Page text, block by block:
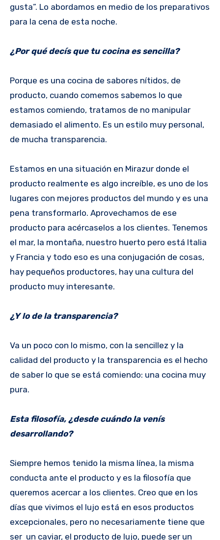
gusta”. Lo abordamos en medio de los preparativos
para la cena de esta noche.
¿Por qué decís que tu cocina es sencilla?
Porque es una cocina de sabores nítidos, de
producto, cuando comemos sabemos lo que
estamos comiendo, tratamos de no manipular
demasiado el alimento. Es un estilo muy personal,
de mucha transparencia.
Estamos en una situación en Mirazur donde el
producto realmente es algo increíble, es uno de los
lugares con mejores productos del mundo y es una
pena transformarlo. Aprovechamos de ese
producto para acércaselos a los clientes. Tenemos
el mar, la montaña, nuestro huerto pero está Italia
y Francia y todo eso es una conjugación de cosas,
hay pequeños productores, hay una cultura del
producto muy interesante.
¿Y lo de la transparencia?
Va un poco con lo mismo, con la sencillez y la
calidad del producto y la transparencia es el hecho
de saber lo que se está comiendo: una cocina muy
pura.
Esta filosofía, ¿desde cuándo la venís
desarrollando?
Siempre hemos tenido la misma línea, la misma
conducta ante el producto y es la filosofía que
queremos acercar a los clientes. Creo que en los
días que vivimos el lujo está en esos productos
excepcionales, pero no necesariamente tiene que
ser un caviar, el producto de lujo, puede ser un